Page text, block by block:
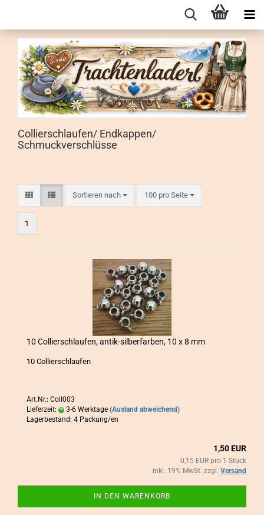
Collierschlaufen/ Endkappen/
Schmuckverschlüsse
Sortieren nach
Sortieren nach 100 pro Seite
pro Seite
1
10 Col­lier­schlau­fen, antik-​​sil­ber­far­ben, 10 x 8 mm
10 Col­lier­schlau­fen
Art.Nr.: Coll003
Lieferzeit:
3-6 Werktage (Ausland abweichend)
Lagerbestand: 4 Packung/en
1,50 EUR
0,15 EUR pro 1 Stück
inkl. 19% MwSt. zzgl. Versand
IN DEN WARENKORB